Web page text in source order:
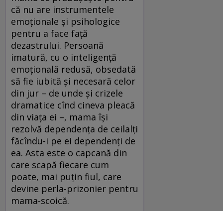
că nu are instrumentele
emoționale și psihologice
pentru a face față
dezastrului. Persoană
imatură, cu o inteligență
emoțională redusă, obsedată
să fie iubită și necesară celor
din jur – de unde și crizele
dramatice cînd cineva pleacă
din viața ei –, mama își
rezolvă dependența de ceilalți
făcîndu-i pe ei dependenți de
ea. Asta este o capcană din
care scapă fiecare cum
poate, mai puțin fiul, care
devine perla-prizonier pentru
mama-scoică.